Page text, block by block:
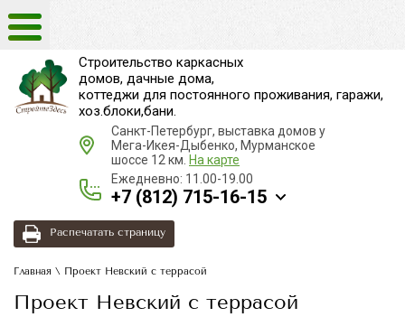
Строительство каркасных
домов, дачные дома,
коттеджи для постоянного проживания, гаражи,
хоз.блоки,бани.
Санкт-Петербург, выставка домов у
Мега-Икея-Дыбенко, Мурманское
шоссе 12 км. На карте
Ежедневно: 11.00-19.00
+7 (812) 715-16-15
Распечатать страницу
Главная \ Проект Невский с террасой
Проект Невский с террасой